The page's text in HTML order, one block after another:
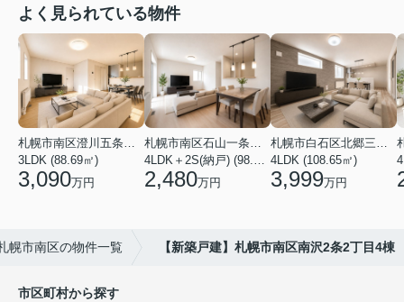
よく見られている物件
札幌市南区澄川五条１２丁目
3LDK (88.69㎡)
3,090万円
札幌市南区石山一条１丁目
4LDK＋2S(納戸) (98.81㎡)
2,480万円
札幌市白石区北郷三条３丁目
4LDK (108.65㎡)
3,999万円
幌市南区の物件一覧 【新築戸建】札幌市南区南沢2条2丁目4棟
市区町村から探す